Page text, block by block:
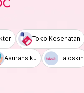
Toko Kesehatan
Asuransiku Haloskin